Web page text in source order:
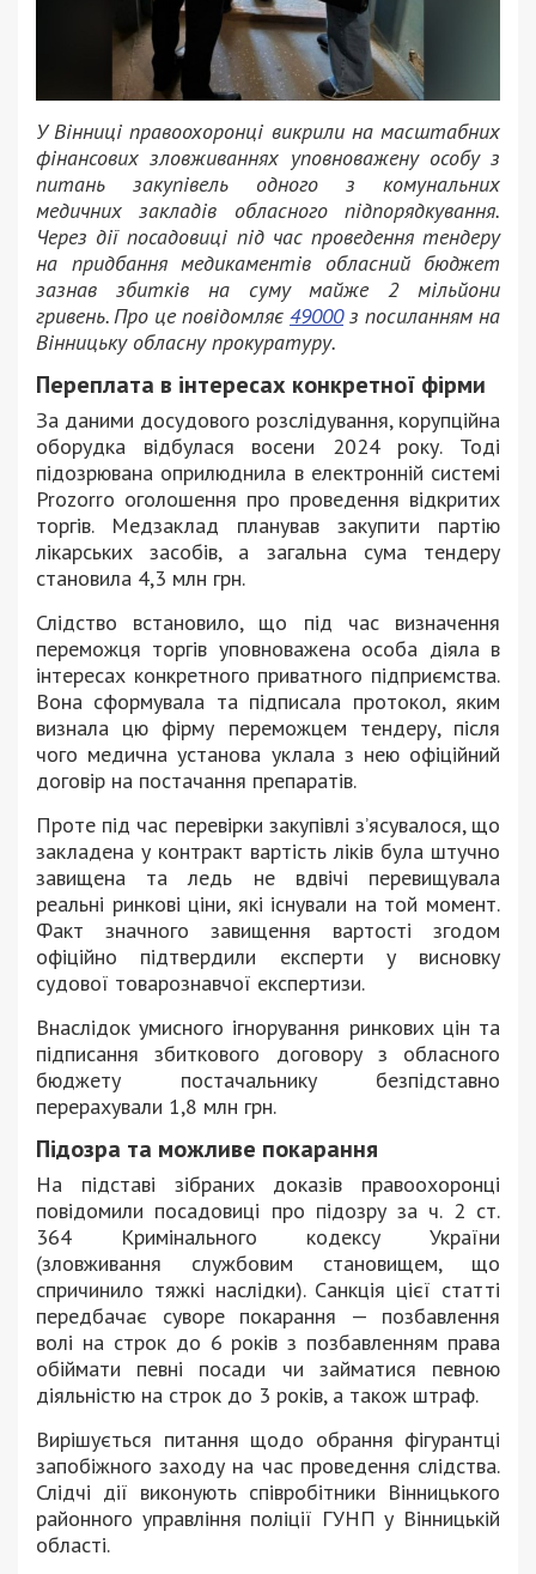
У Вінниці правоохоронці викрили на масштабних
фінансових зловживаннях уповноважену особу з
питань закупівель одного з комунальних
медичних закладів обласного підпорядкування.
Через дії посадовиці під час проведення тендеру
на придбання медикаментів обласний бюджет
зазнав збитків на суму майже 2 мільйони
гривень. Про це повідомляє 49000з посиланням на
Вінницьку обласну прокуратуру.
Переплата в інтересах конкретної фірми
За даними досудового розслідування, корупційна
оборудка відбулася восени 2024 року. Тоді
підозрювана оприлюднила в електронній системі
Prozorro оголошення про проведення відкритих
торгів. Медзаклад планував закупити партію
лікарських засобів, а загальна сума тендеру
становила 4,3 млн грн.
Слідство встановило, що під час визначення
переможця торгів уповноважена особа діяла в
інтересах конкретного приватного підприємства.
Вона сформувала та підписала протокол, яким
визнала цю фірму переможцем тендеру, після
чого медична установа уклала з нею офіційний
договір на постачання препаратів.
Проте під час перевірки закупівлі з’ясувалося, що
закладена у контракт вартість ліків була штучно
завищена та ледь не вдвічі перевищувала
реальні ринкові ціни, які існували на той момент.
Факт значного завищення вартості згодом
офіційно підтвердили експерти у висновку
судової товарознавчої експертизи.
Внаслідок умисного ігнорування ринкових цін та
підписання збиткового договору з обласного
бюджету постачальнику безпідставно
перерахували 1,8 млн грн.
Підозра та можливе покарання
На підставі зібраних доказів правоохоронці
повідомили посадовиці про підозру за ч. 2 ст.
364 Кримінального кодексу України
(зловживання службовим становищем, що
спричинило тяжкі наслідки). Санкція цієї статті
передбачає суворе покарання — позбавлення
волі на строк до 6 років з позбавленням права
обіймати певні посади чи займатися певною
діяльністю на строк до 3 років, а також штраф.
Вирішується питання щодо обрання фігурантці
запобіжного заходу на час проведення слідства.
Слідчі дії виконують співробітники Вінницького
районного управління поліції ГУНП у Вінницькій
області.